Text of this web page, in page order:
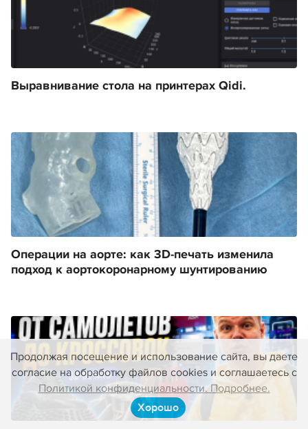
Продолжая посещение и использование сайта, вы даете
согласие на обработку файлов cookies и соглашаетесь с
Политикой конфиденциальности. Подробнее.
Хорошо
Выравнивание стола на принтерах Qidi.
Операции на аорте: как 3D-печать изменила
подход к аортокоронарному шунтированию